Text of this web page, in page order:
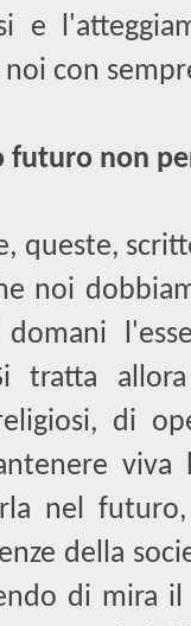
e
con
futuro non
queste,
noi
tratta
di
viva
nel
della
di mira